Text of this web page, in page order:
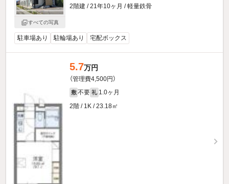
すべての写真
2階建 / 21年10ヶ月 / 軽量鉄骨
駐車場あり 駐輪場あり 宅配ボックス
5.7万円
（管理費4,500円）
敷 不要 礼 1.0ヶ月
2階 / 1K / 23.18㎡